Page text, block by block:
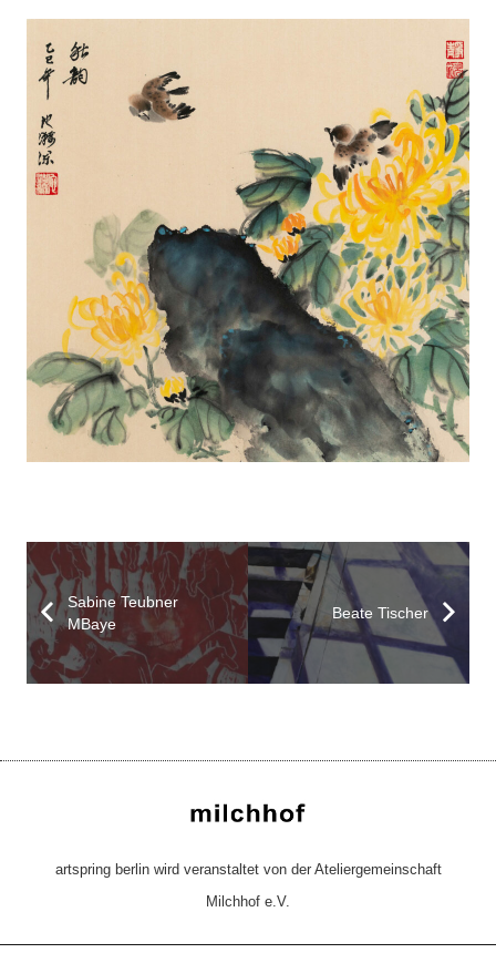
Sabine Teubner
MBaye
Beate Tischer
artspring berlin wird veranstaltet von der Ateliergemeinschaft
Milchhof e.V.